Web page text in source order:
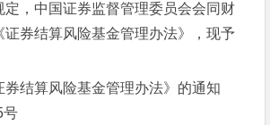
定，中国证券监督管理委员会会同财
证券结算风险基金管理办法》，现予
券结算风险基金管理办法》的通知
号